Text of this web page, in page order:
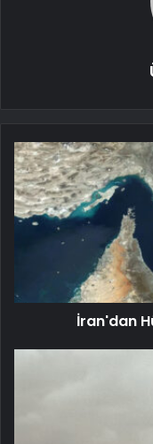
İran'dan